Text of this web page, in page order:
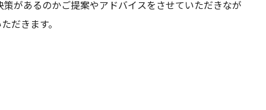
があるのかご提案やアドバイスをさせていただきなが
だきます。